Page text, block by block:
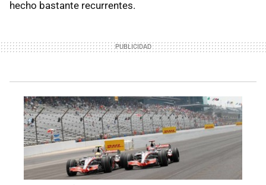
hecho bastante recurrentes.